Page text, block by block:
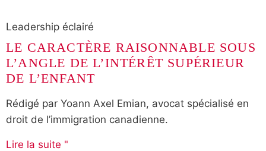
Leadership éclairé
LE CARACTÈRE RAISONNABLE SOUS
L’ANGLE DE L’INTÉRÊT SUPÉRIEUR
DE L’ENFANT
Rédigé par Yoann Axel Emian, avocat spécialisé en
droit de l’immigration canadienne.
Lire la suite "